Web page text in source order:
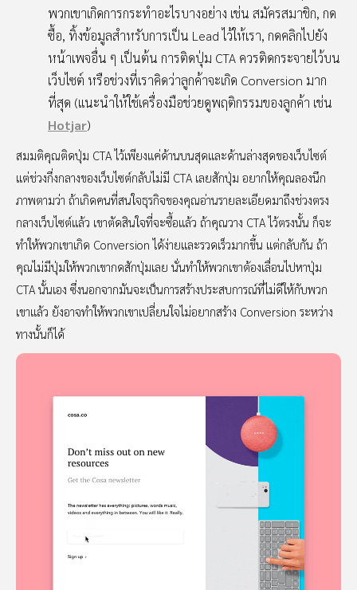
พวกเขาเกิดการกระทำอะไรบางอย่าง เช่น สมัครสมาชิก, กด
ซื้อ, ทิ้งข้อมูลสำหรับการเป็น Lead ไว้ให้เรา, กดคลิกไปยัง
หน้าเพจอื่น ๆ เป็นต้น การติดปุ่ม CTA ควรติดกระจายไว้บน
เว็บไซต์ หรือช่วงที่เราคิดว่าลูกค้าจะเกิด Conversion มาก
ที่สุด (แนะนำให้ใช้เครื่องมือช่วยดูพฤติกรรมของลูกค้า เช่น
Hotjar)
สมมติคุณติดปุ่ม CTA ไว้เพียงแค่ด้านบนสุดและด้านล่างสุดของเว็บไซต์
แต่ช่วงกึ่งกลางของเว็บไซต์กลับไม่มี CTA เลยสักปุ่ม อยากให้คุณลองนึก
ภาพตามว่า ถ้าเกิดคนที่สนใจธุรกิจของคุณอ่านรายละเอียดมาถึงช่วงตรง
กลางเว็บไซต์แล้ว เขาตัดสินใจที่จะซื้อแล้ว ถ้าคุณวาง CTA ไว้ตรงนั้น ก็จะ
ทำให้พวกเขาเกิด Conversion ได้ง่ายและรวดเร็วมากขึ้น แต่กลับกัน ถ้า
คุณไม่มีปุ่มให้พวกเขากดสักปุ่มเลย นั่นทำให้พวกเขาต้องเลื่อนไปหาปุ่ม
CTA นั้นเอง ซึ่งนอกจากมันจะเป็นการสร้างประสบการณ์ที่ไม่ดีให้กับพวก
เขาแล้ว ยังอาจทำให้พวกเขาเปลี่ยนใจไม่อยากสร้าง Conversion ระหว่าง
ทางนั้นก็ได้